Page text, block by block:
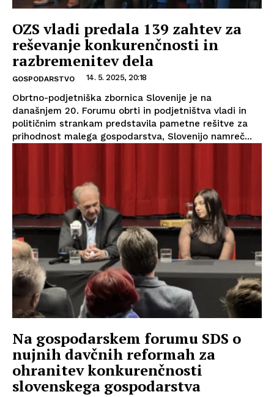
OZS vladi predala 139 zahtev za
reševanje konkurenčnosti in
razbremenitev dela
GOSPODARSTVO 14. 5. 2025, 20:18
Obrtno-podjetniška zbornica Slovenije je na
današnjem 20. Forumu obrti in podjetništva vladi in
političnim strankam predstavila pametne rešitve za
prihodnost malega gospodarstva, Slovenijo namreč...
Na gospodarskem forumu SDS o
nujnih davčnih reformah za
ohranitev konkurenčnosti
slovenskega gospodarstva